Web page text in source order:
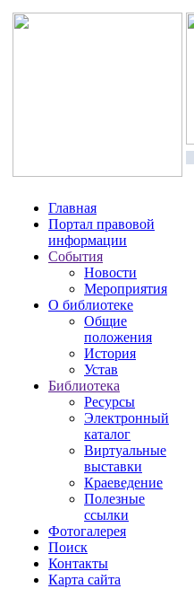
Главная
Портал правовой
информации
События
Новости
Мероприятия
О библиотеке
Общие
положения
История
Устав
Библиотека
Ресурсы
Электронный
каталог
Виртуальные
выставки
Краеведение
Полезные
ссылки
Фотогалерея
Поиск
Контакты
Карта сайта